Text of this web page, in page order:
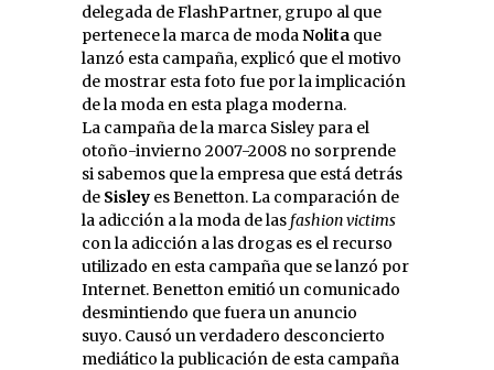
delegada de FlashPartner, grupo al que
pertenece la marca de modaNolita que
lanzó esta campaña, explicó que el motivo
de mostrar esta foto fue por la implicación
de la moda en esta plaga moderna.
La campaña de la marca Sisley para el
otoño-invierno 2007-2008 no sorprende
si sabemos que la empresa que está detrás
de Sisley es Benetton. La comparación de
la adicción a la moda de las fashion victims
con la adicción a las drogas es el recurso
utilizado en esta campaña que se lanzó por
Internet. Benetton emitió un comunicado
desmintiendo que fuera un anuncio
suyo. Causó un verdadero desconcierto
mediático la publicación de esta campaña